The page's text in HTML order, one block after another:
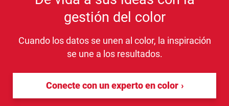
gestión del color
Cuando los datos se unen al color, la inspiración
se une a los resultados.
Conecte con un experto en color